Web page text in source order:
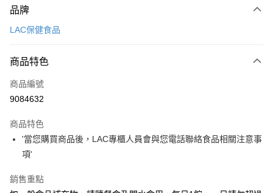
信用卡一次付款
Apple Pay
街口支付
Google Pay
全盈+PAY
大哥付你分期
相關說明
品牌
LAC保健食品
商品特色
商品編號
9084632
商品特色
'當您購買商品後，LAC專櫃人員會與您電話聯絡食品相關注意事
項'
銷售重點